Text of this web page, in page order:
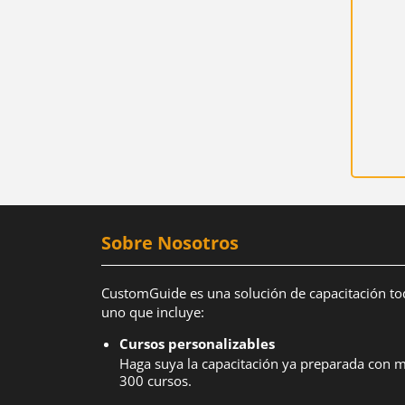
Sobre Nosotros
CustomGuide es una solución de capacitación
uno que incluye:
Cursos personalizables
Haga suya la capacitación ya preparada con
300 cursos.